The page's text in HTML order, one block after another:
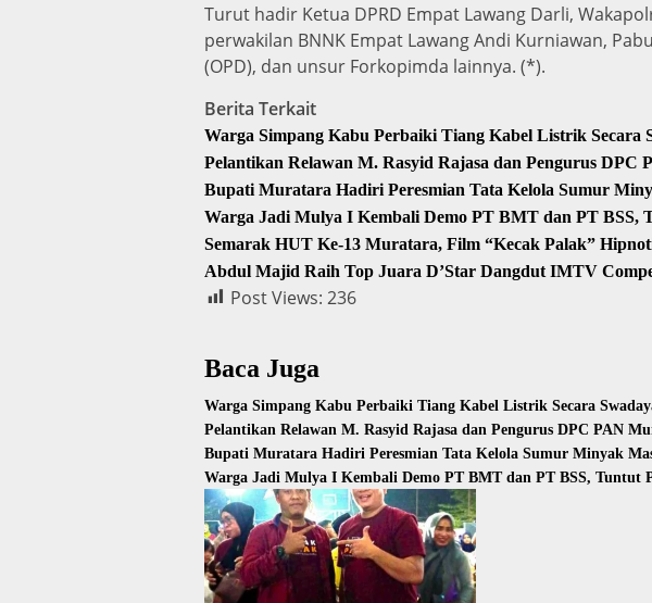
Turut hadir Ketua DPRD Empat Lawang Darli,
perwakilan BNNK Empat Lawang Andi Kurniawan,
(OPD), dan unsur Forkopimda lainnya. (*).
Berita Terkait
Warga Simpang Kabu Perbaiki Tiang Kabel Listrik Secara
Pelantikan Relawan M. Rasyid Rajasa dan Pengurus DPC
Bupati Muratara Hadiri Peresmian Tata Kelola Sumur
Warga Jadi Mulya I Kembali Demo PT BMT dan PT
Semarak HUT Ke-13 Muratara, Film “Kecak Palak”
Abdul Majid Raih Top Juara D’Star Dangdut IMTV
Post Views: 236
Baca Juga
Warga Simpang Kabu Perbaiki Tiang Kabel Listrik Secara
Pelantikan Relawan M. Rasyid Rajasa dan Pengurus DPC PAN
Bupati Muratara Hadiri Peresmian Tata Kelola Sumur Minyak
Warga Jadi Mulya I Kembali Demo PT BMT dan PT BSS, Tuntut